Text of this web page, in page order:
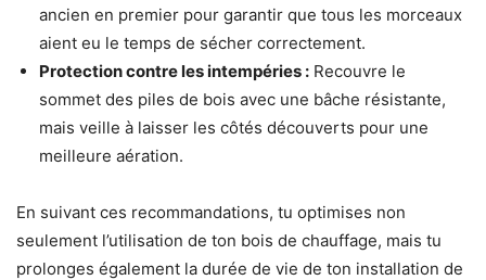
ancien en premier pour garantir que tous les morceaux
aient eu le temps de sécher correctement.
Protection contre les intempéries : Recouvre le
sommet des piles de bois avec une bâche résistante,
mais veille à laisser les côtés découverts pour une
meilleure aération.
En suivant ces recommandations, tu optimises non
seulement l’utilisation de ton bois de chauffage, mais tu
prolonges également la durée de vie de ton installation de